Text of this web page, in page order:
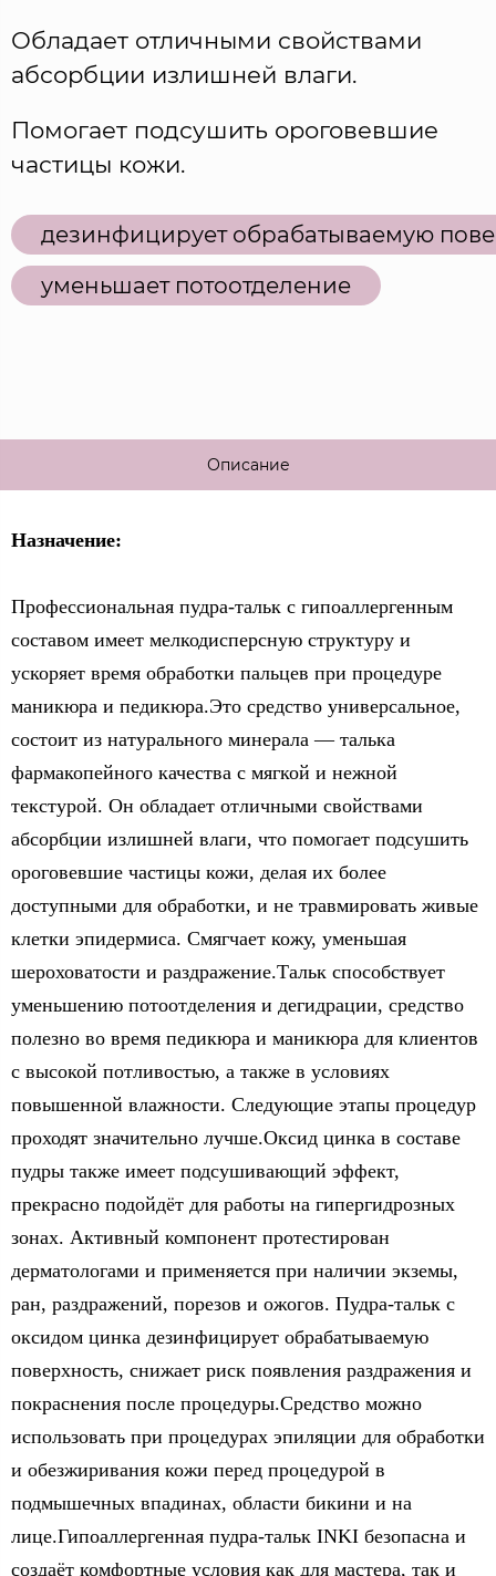
Обладает отличными свойствами
абсорбции излишней влаги.
Помогает подсушить ороговевшие
частицы кожи.
дезинфицирует обрабатываемую
уменьшает потоотделение
Описание
Назначение:
Профессиональная пудра-тальк с гипоаллергенным
составом имеет мелкодисперсную структуру и
ускоряет время обработки пальцев при процедуре
маникюра и педикюра.Это средство универсальное,
состоит из натурального минерала — талька
фармакопейного качества с мягкой и нежной
текстурой. Он обладает отличными свойствами
абсорбции излишней влаги, что помогает подсушить
ороговевшие частицы кожи, делая их более
доступными для обработки, и не травмировать живые
клетки эпидермиса. Смягчает кожу, уменьшая
шероховатости и раздражение.Тальк способствует
уменьшению потоотделения и дегидрации, средство
полезно во время педикюра и маникюра для клиентов
с высокой потливостью, а также в условиях
повышенной влажности. Следующие этапы процедур
проходят значительно лучше.Оксид цинка в составе
пудры также имеет подсушивающий эффект,
прекрасно подойдёт для работы на гипергидрозных
зонах. Активный компонент протестирован
дерматологами и применяется при наличии экземы,
ран, раздражений, порезов и ожогов. Пудра-тальк с
оксидом цинка дезинфицирует обрабатываемую
поверхность, снижает риск появления раздражения и
покраснения после процедуры.Средство можно
использовать при процедурах эпиляции для обработки
и обезжиривания кожи перед процедурой в
подмышечных впадинах, области бикини и на
лице.Гипоаллергенная пудра-тальк INKI безопасна и
создаёт комфортные условия как для мастера, так и